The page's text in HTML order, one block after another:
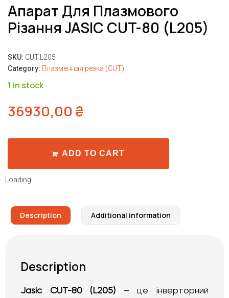
Апарат Для Плазмового
Різання JASIC CUT-80 (L205)
SKU: CUT.L205
Category: Плазменная резка (CUT)
1 in stock
36930,00 ₴
ADD TO CART
Loading...
Description Additional information
Description
Jasic CUT-80 (L205) – це інверторний